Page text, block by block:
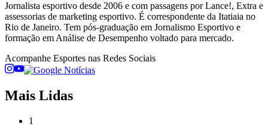
Jornalista esportivo desde 2006 e com passagens por Lance!, Extra e
assessorias de marketing esportivo. É correspondente da Itatiaia no
Rio de Janeiro. Tem pós-graduação em Jornalismo Esportivo e
formação em Análise de Desempenho voltado para mercado.
Acompanhe Esportes nas Redes Sociais
Mais Lidas
1